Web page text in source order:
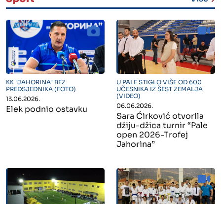
" alt="">
KK "JAHORINA" BEZ
PREDSJEDNIKA (FOTO)
13.06.2026.
Elek podnio ostavku
" alt="">
U PALE STIGLO VIŠE OD 600
UČESNIKA IZ ŠEST ZEMALJA
(VIDEO)
06.06.2026.
Sara Ćirković otvorila
džiju-džica turnir “Pale
open 2026-Trofej
Jahorina”